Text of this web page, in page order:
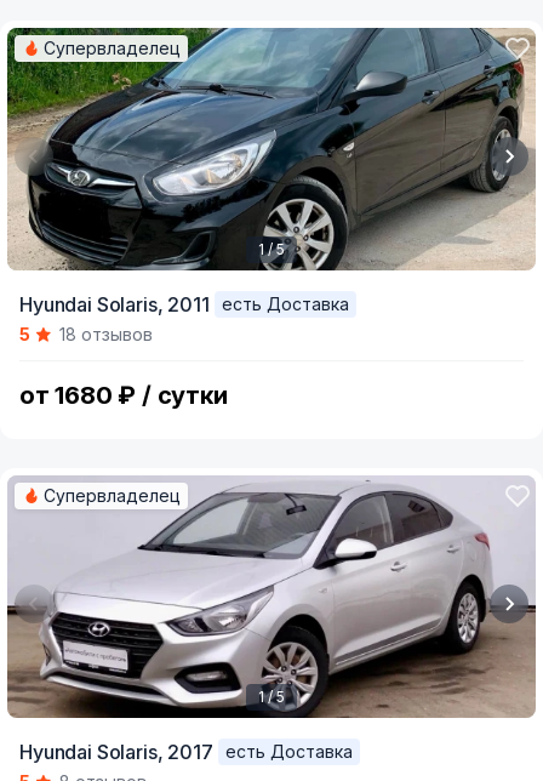
of
Супервладелец
1 / 5
Hyundai Solaris, 2011
есть Доставка
5
18 отзывов
от 1680 ₽ / сутки
Супервладелец
1 / 5
Hyundai Solaris, 2017
есть Доставка